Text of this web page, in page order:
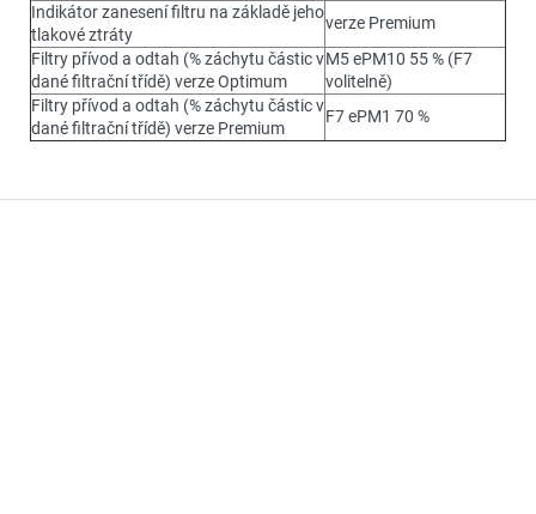
Indikátor zanesení filtru na základě jeho
tlakové ztráty
verze Premium
Filtry přívod a odtah (% záchytu částic v
dané filtrační třídě) verze Optimum
M5 ePM10 55 % (F7
volitelně)
Filtry přívod a odtah (% záchytu částic v
dané filtrační třídě) verze Premium
F7 ePM1 70 %